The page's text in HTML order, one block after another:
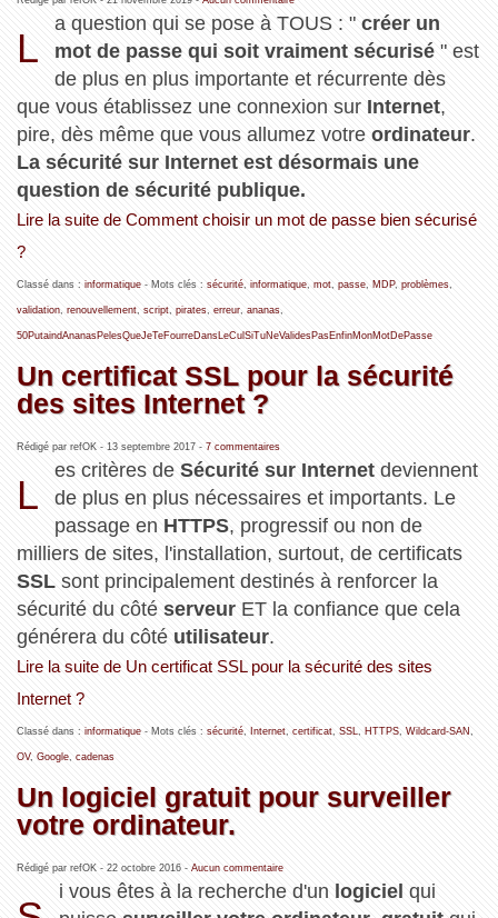
L
a question qui se pose à TOUS : " créer un
mot de passe qui soit vraiment sécurisé " est
de plus en plus importante et récurrente dès
que vous établissez une connexion sur Internet,
pire, dès même que vous allumez votre ordinateur.
La sécurité sur Internet est désormais une
question de sécurité publique.
Lire la suite de Comment choisir un mot de passe bien sécurisé
?
Classé dans : informatique- Mots clés : sécurité, informatique, mot, passe, MDP, problèmes,
validation, renouvellement, script, pirates, erreur, ananas,
50PutaindAnanasPelesQueJeTeFourreDansLeCulSiTuNeValidesPasEnfinMonMotDePasse
Un certificat SSL pour la sécurité
des sites Internet ?
Rédigé par refOK - 13 septembre 2017- 7 commentaires
L
es critères deSécurité sur Internet deviennent
de plus en plus nécessaires et importants. Le
passage en HTTPS, progressif ou non de
milliers de sites, l'installation, surtout, de certificats
SSLsont principalement destinés à renforcer la
sécurité du côté serveurET la confiance que cela
générera du côté utilisateur.
Lire la suite de Un certificat SSL pour la sécurité des sites
Internet ?
Classé dans : informatique- Mots clés : sécurité, Internet, certificat, SSL, HTTPS, Wildcard-SAN ,
OV, Google, cadenas
Un logiciel gratuit pour surveiller
votre ordinateur.
Rédigé par refOK - 22 octobre 2016- Aucun commentaire
i vous êtes à la recherche d'un logiciel qui